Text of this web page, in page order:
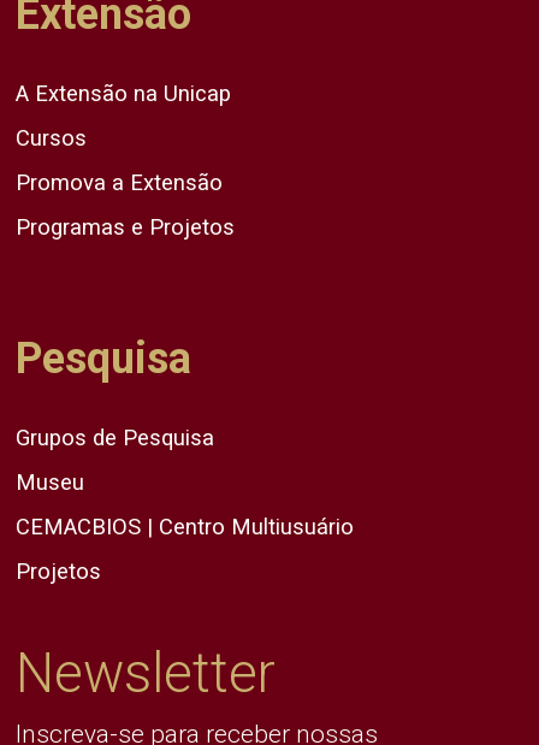
Extensão
A Extensão na Unicap
Cursos
Promova a Extensão
Programas e Projetos
Pesquisa
Grupos de Pesquisa
Museu
CEMACBIOS | Centro Multiusuário
Projetos
Newsletter
Inscreva-se para receber nossas